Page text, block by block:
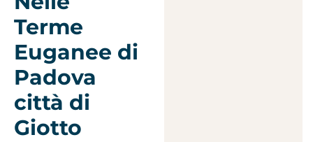
Terme
Euganee di
Padova
città di
Giotto